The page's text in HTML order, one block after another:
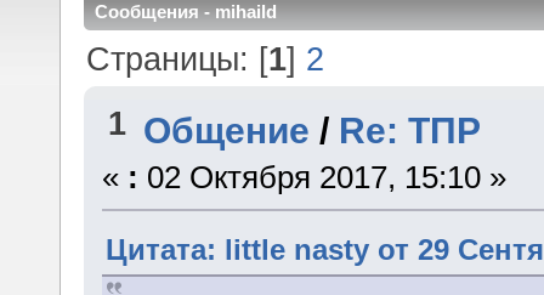
Сообщения - mihaild
Страницы: [1] 2
1 Общение / Re: ТПР
« : 02 Октября 2017, 15:10 »
Цитата: little nasty от 29